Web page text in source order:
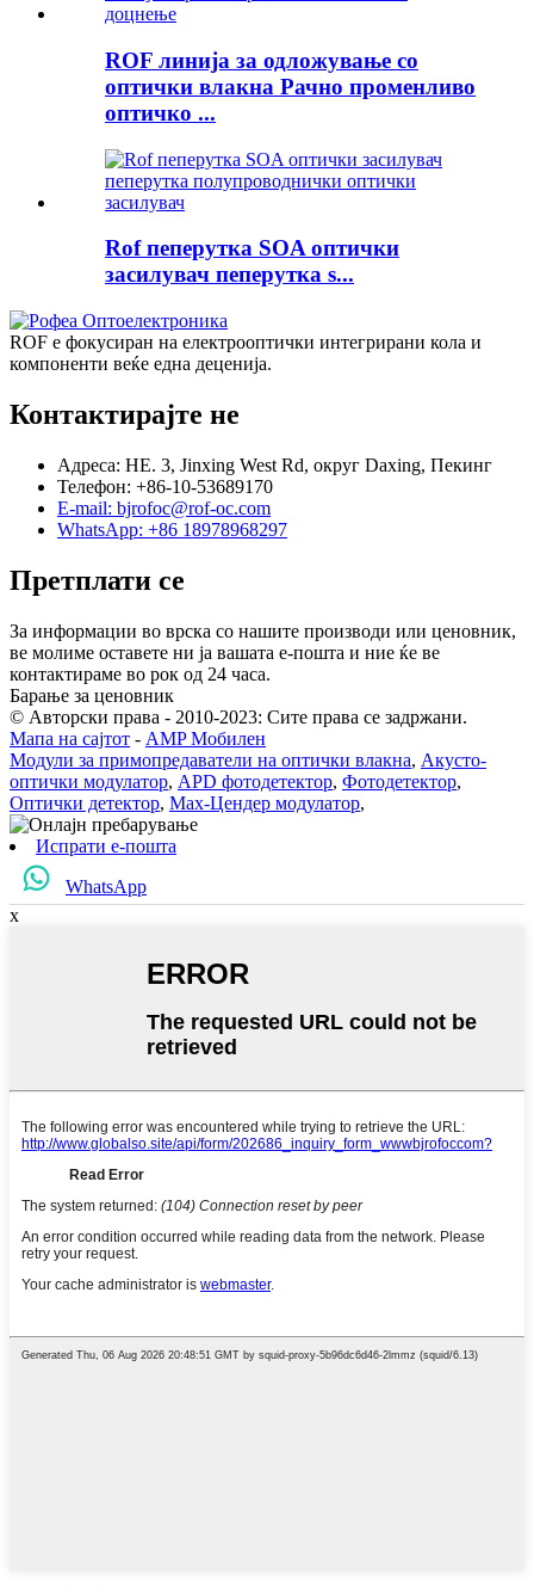
ROF линија за одложување со
оптички влакна Рачно променливо
оптичко ...
Rof пеперутка SOA оптички
засилувач пеперутка s...
ROF е фокусиран на електрооптички интегрирани кола и
компоненти веќе една деценија.
Контактирајте не
Адреса: НЕ. 3, Jinxing West Rd, округ Daxing, Пекинг
Телефон: +86-10-53689170
E-mail: bjrofoc@rof-oc.com
WhatsApp: +86 18978968297
Претплати се
За информации во врска со нашите производи или ценовник,
ве молиме оставете ни ја вашата е-пошта и ние ќе ве
контактираме во рок од 24 часа.
Барање за ценовник
© Авторски права - 2010-2023: Сите права се задржани.
Мапа на сајтот - AMP Мобилен
Модули за примопредаватели на оптички влакна, Акусто-
оптички модулатор, APD фотодетектор, Фотодетектор,
Оптички детектор, Мах-Цендер модулатор,
Испрати е-пошта
WhatsApp
x